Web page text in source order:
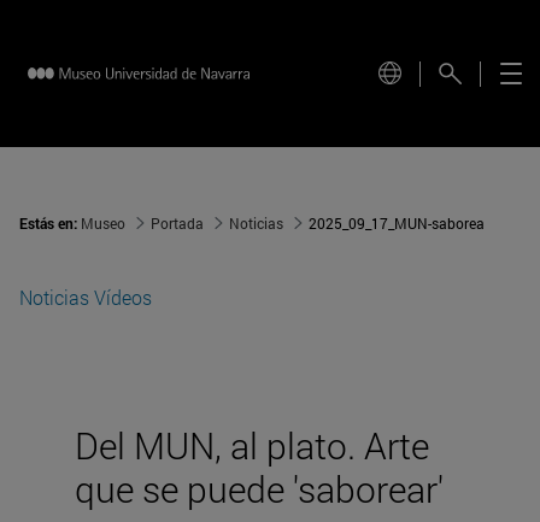
Estás en: Museo Portada Noticias 2025_09_17_MUN-saborea
Noticias Vídeos
Del MUN, al plato. Arte
que se puede 'saborear'